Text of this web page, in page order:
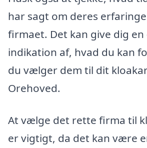
har sagt om deres
firmaet. Det kan give dig en
indikation af, hvad du kan
du vælger dem til dit
Orehoved.
At vælge det rette firma til
er vigtigt, da det kan være